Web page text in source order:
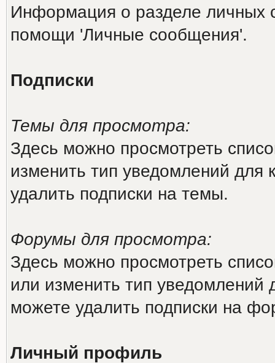
Информация о разделе личных
помощи 'Личные сообщения'.
Подписки
Темы для просмотра:
Здесь можно просмотреть
изменить тип уведомлений
удалить подписки на темы.
Форумы для просмотра:
Здесь можно просмотреть
или изменить тип
можете удалить подписки на
Личный профиль